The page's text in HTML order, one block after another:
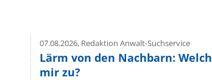
07.08.2026,Redaktion Anwalt-Suchservice
Lärm von den Nachbarn:
mir zu?